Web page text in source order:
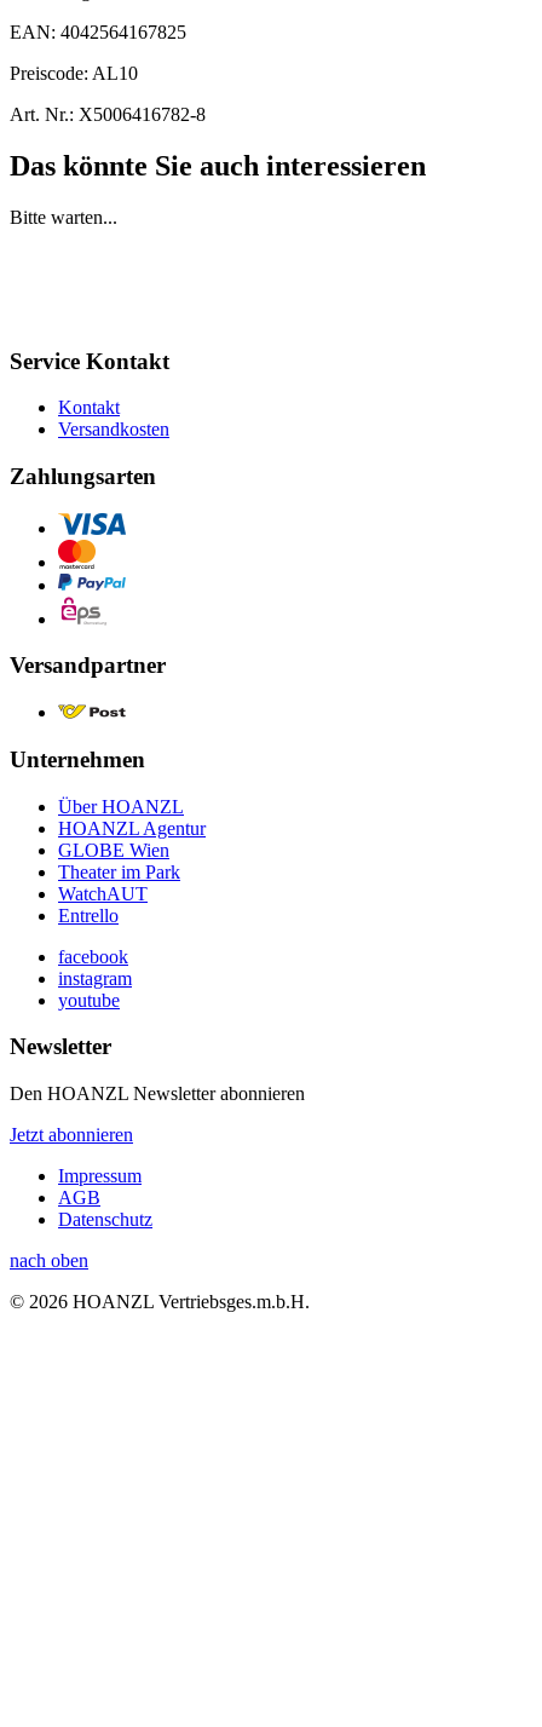
EAN: 4042564167825
Preiscode: AL10
Art. Nr.: X5006416782-8
Das könnte Sie auch interessieren
Bitte warten...
Service Kontakt
Kontakt
Versandkosten
Zahlungsarten
Versandpartner
Unternehmen
Über HOANZL
HOANZL Agentur
GLOBE Wien
Theater im Park
WatchAUT
Entrello
facebook
instagram
youtube
Newsletter
Den HOANZL Newsletter abonnieren
Jetzt abonnieren
Impressum
AGB
Datenschutz
nach oben
© 2026 HOANZL Vertriebsges.m.b.H.